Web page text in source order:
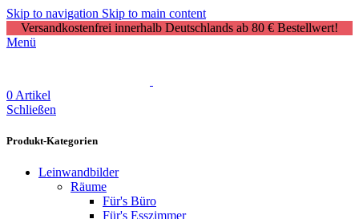
Skip to navigation Skip to main content
Versandkostenfrei innerhalb Deutschlands ab 80 € Bestellwert!
Menü
0 Artikel
Schließen
Produkt-Kategorien
Leinwandbilder
Räume
Für's Büro
Für's Esszimmer